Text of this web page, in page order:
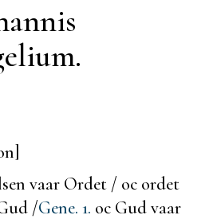
vaar Ordet / oc ordet
/Gene. 1. oc Gud vaar